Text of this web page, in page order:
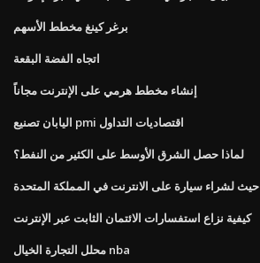
برغر كينغ مخطط الأسهم
اتجاه الفضة البقعة
إنشاء مخطط هرمي على الإنترنت مجاناً
اليابان تصنيع pmi اقتصاديات التداول
لماذا حصل الشرق الأوسط على الكثير من النفط؟
حيث لشراء سيارة على الانترنت في المملكة المتحدة
كيفية نزاع استفسارات الائتمان الثابت عبر الإنترنت
محلل التجارة الخيال nba